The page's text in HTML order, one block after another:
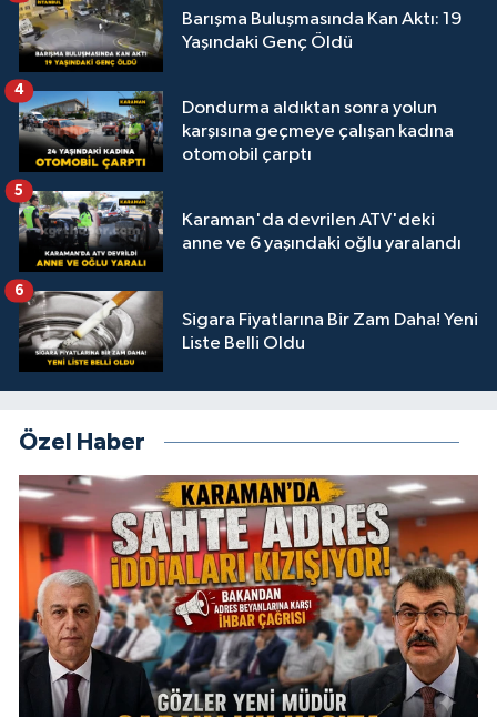
Barışma Buluşmasında Kan Aktı: 19
Yaşındaki Genç Öldü
Dondurma aldıktan sonra yolun
karşısına geçmeye çalışan kadına
otomobil çarptı
4
Karaman'da devrilen ATV'deki
anne ve 6 yaşındaki oğlu yaralandı
5
Sigara Fiyatlarına Bir Zam Daha! Yeni
Liste Belli Oldu
6
Özel Haber